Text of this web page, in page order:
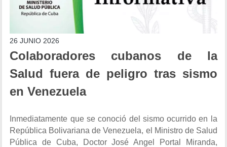
26 JUNIO 2026
Colaboradores cubanos de la
Salud fuera de peligro tras sismo
en Venezuela
Inmediatamente que se conoció del sismo ocurrido en la
República Bolivariana de Venezuela, el Ministro de Salud
Pública de Cuba, Doctor José Angel Portal Miranda,